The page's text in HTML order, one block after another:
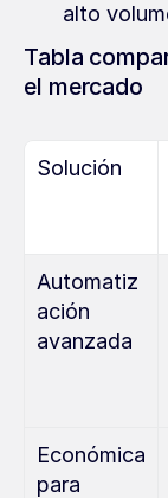
alto
Tabla
el mercado
Solución
Automatiz
ación
avanzada
Económica
para